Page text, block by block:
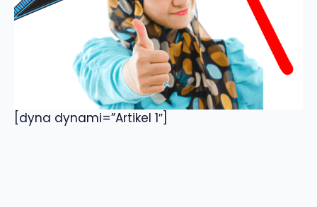
[dyna dynami=”Artikel 1″]